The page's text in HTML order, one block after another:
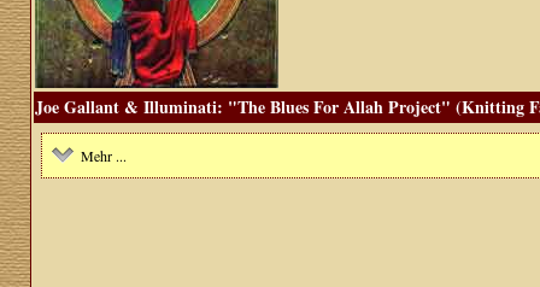
Joe Gallant & Illuminati: "The Blues For Allah Project" (Knitting
Mehr ...